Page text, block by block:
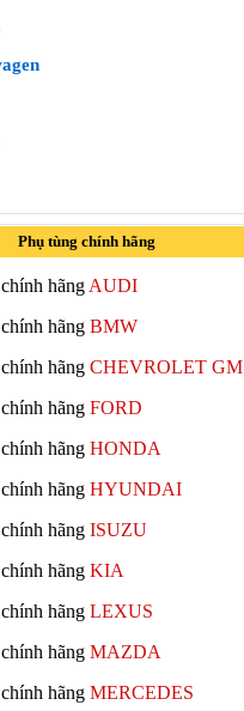
Phụ tùng chính hãng
hãng AUDI
hãng BMW
hãng CHEVROLET GM
hãng FORD
hãng HONDA
hãng HYUNDAI
hãng ISUZU
hãng KIA
hãng LEXUS
hãng MAZDA
hãng MERCEDES